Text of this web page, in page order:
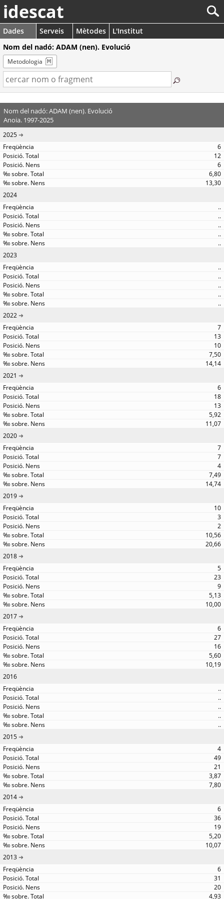
idescat
Dades Serveis Mètodes
L'Institut
Nom del nadó: ADAM (nen). Evolució
Metodologia
Nom del nadó: ADAM (nen). Evolució
Anoia. 1997-2025
2025
6
12
6
6,80
13,30
2024
..
..
..
..
..
2023
..
..
..
..
..
2022
7
13
10
7,50
14,14
2021
6
18
13
5,92
11,07
2020
7
7
4
7,49
14,74
2019
10
3
2
10,56
20,66
2018
5
23
9
5,13
10,00
2017
6
27
16
5,60
10,19
2016
..
..
..
..
..
2015
4
49
21
3,87
7,80
2014
6
36
19
5,20
10,07
2013
6
31
20
4,93